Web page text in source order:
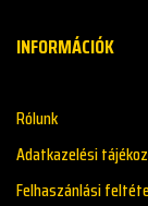
INFORMÁCIÓK
Rólunk
Adatkazelési
Felhaszánlási